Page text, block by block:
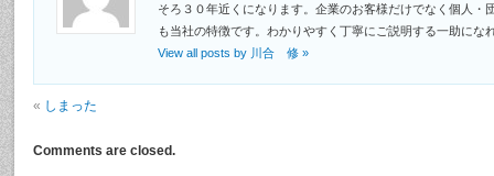
そろ３０年近くになります。企業のお客様だけでなく個人・
も当社の特徴です。わかりやすく丁寧にご説明する一助にな
View all posts by 川合 修 »
« しまった
Comments are closed.